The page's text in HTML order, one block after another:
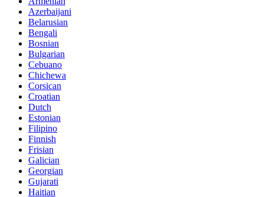
Azerbaijani
Belarusian
Bengali
Bosnian
Bulgarian
Cebuano
Chichewa
Corsican
Croatian
Dutch
Estonian
Filipino
Finnish
Frisian
Galician
Georgian
Gujarati
Haitian